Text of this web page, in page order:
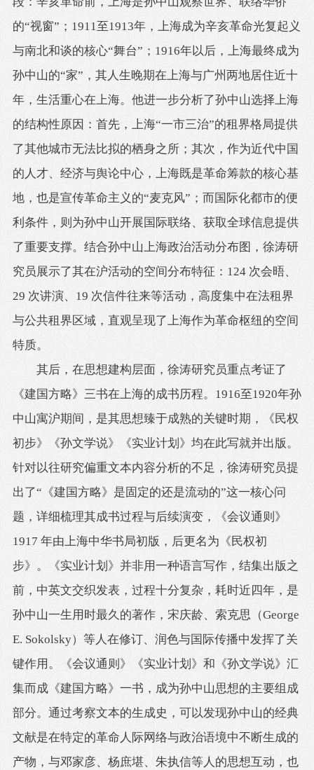
的“视窗”；1911至1913年，上海成为辛亥革命光复起义
与南北和谈的核心“舞台”；1916年以后，上海最终成为
孙中山的“家”，其人生晚期在上海与广州两地居住近十
年，生活重心在上海。他进一步分析了孙中山选择上海
的结构性原因：首先，上海“一市三治”的租界格局提供
了其他城市无法比拟的栖身之所；其次，作为近代中国
的人才、经济与舆论中心，上海既是革命筹款的核心基
地，也是宣传革命主义的“麦克风”；而国际化都市的便
利条件，则为孙中山开展国际联络、获取全球信息提供
了重要支撑。结合孙中山上海政治活动分布图，徐涛研
究员展示了其在沪活动的空间分布特征：124 次会晤、
29 次讲演、19 次信件往来等活动，高度集中在法租界
与公共租界区域，直观呈现了上海作为革命枢纽的空间
特质。
其后，在思想建构层面，徐涛研究员重点考证了
《建国方略》三书在上海的成书历程。1916至1920年孙
中山寓沪期间，是其思想臻于成熟的关键时期，《民权
初步》《孙文学说》《实业计划》均在此写就并出版。
针对以往研究偏重文本内容分析的不足，徐涛研究员提
出了“《建国方略》是固定的还是流动的”这一核心问
题，详细梳理其成书过程与后续演变，《会议通则》
1917 年由上海中华书局初版，后更名为《民权初
步》。《实业计划》并非用一种语言写作，结集出版之
前，中英文交织发表，过程十分复杂，耗时近四年，是
孙中山一生用时最久的著作，宋庆龄、索克思（George
E. Sokolsky）等人在修订、润色与国际传播中发挥了关
键作用。《会议通则》《实业计划》和《孙文学说》汇
集而成《建国方略》一书，成为孙中山思想的主要组成
部分。通过考察文本的生成史，可以发现孙中山的经典
文献是在特定的革命人际网络与政治语境中不断生成的
产物，与邓家彦、杨庶堪、朱执信等人的思想互动，也